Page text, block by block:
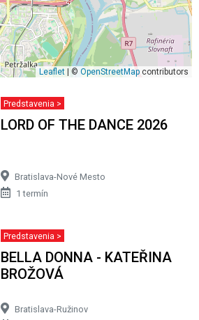
Leaflet | © OpenStreetMap contributors
Predstavenia >
LORD OF THE DANCE 2026
Bratislava-Nové Mesto
1 termín
Predstavenia >
BELLA DONNA - KATEŘINA
BROŽOVÁ
Bratislava-Ružinov